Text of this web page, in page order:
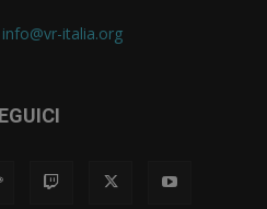
info@vr-italia.org